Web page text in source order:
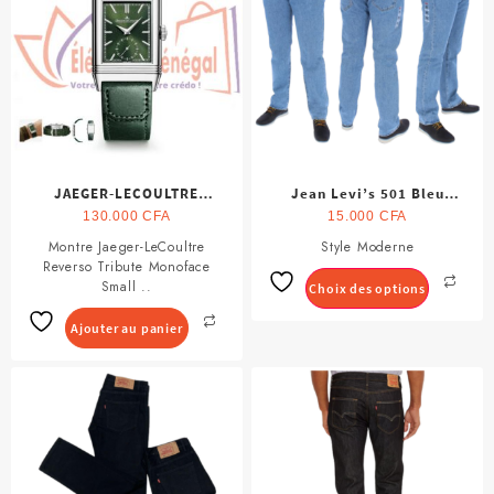
peuvent
être
choisies
sur
la
page
du
JAEGER-LECOULTRE
REVERSO TRIBUTE
MONOFACE
130.000CFA
Montre Jaeger-LeCoultre
Reverso Tribute Monoface
Small ..
Ajouter au panier
Jean Levi’s 501 Bleu
Original pour Homme
15.000 CFA
Style Moderne
Choix des options
Ce
produit
a
options
peuvent
être
choisies
sur